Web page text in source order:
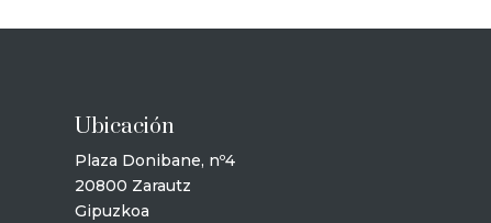
Ubicación
Plaza Donibane, nº4
20800 Zarautz
Gipuzkoa